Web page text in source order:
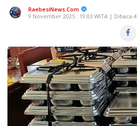
RaebesiNews.Com
9 November 2025 : 19:03 WITA | Dibaca